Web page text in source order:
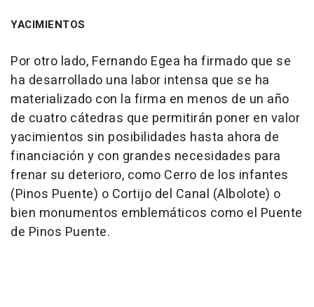
YACIMIENTOS
Por otro lado, Fernando Egea ha firmado que se
ha desarrollado una labor intensa que se ha
materializado con la firma en menos de un año
de cuatro cátedras que permitirán poner en valor
yacimientos sin posibilidades hasta ahora de
financiación y con grandes necesidades para
frenar su deterioro, como Cerro de los infantes
(Pinos Puente) o Cortijo del Canal (Albolote) o
bien monumentos emblemáticos como el Puente
de Pinos Puente.